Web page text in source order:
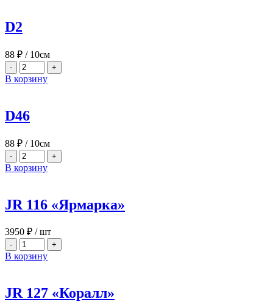
D2
88 ₽ / 10см
- +
В корзину
D46
88 ₽ / 10см
- +
В корзину
JR 116 «Ярмарка»
3950 ₽ / шт
- +
В корзину
JR 127 «Коралл»